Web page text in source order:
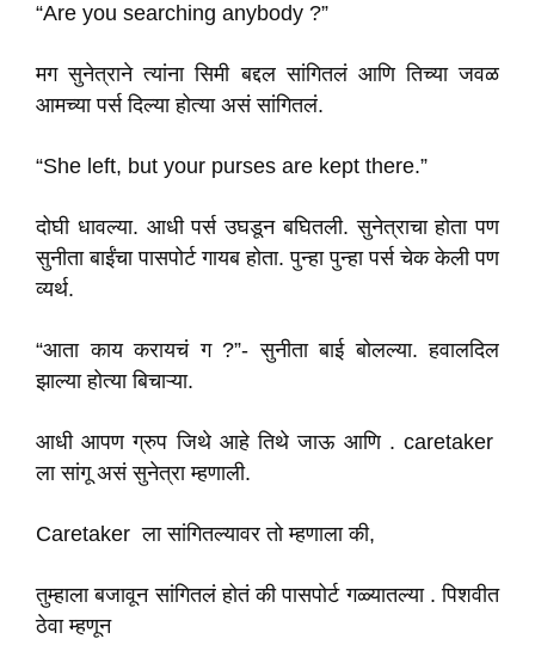
“Are you searching anybody ?”
मग सुनेत्राने त्यांना सिमी बद्दल सांगितलं आणि तिच्या जवळ
आमच्या पर्स दिल्या होत्या असं सांगितलं.
“She left, but your purses are kept there.”
दोघी धावल्या. आधी पर्स उघडून बघितली. सुनेत्राचा होता पण
सुनीता बाईंचा पासपोर्ट गायब होता. पुन्हा पुन्हा पर्स चेक केली पण
व्यर्थ.
“आता काय करायचं ग ?”- सुनीता बाई बोलल्या. हवालदिल
झाल्या होत्या बिचाऱ्या.
आधी आपण ग्रुप जिथे आहे तिथे जाऊ आणि . caretaker
ला सांगू असं सुनेत्रा म्हणाली.
Caretaker ला सांगितल्यावर तो म्हणाला की,
तुम्हाला बजावून सांगितलं होतं की पासपोर्ट गळ्यातल्या . पिशवीत
ठेवा म्हणून